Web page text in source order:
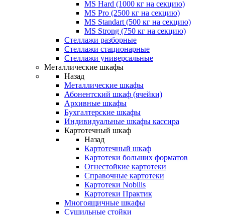
MS Hard (1000 кг на секцию)
MS Pro (2500 кг на секцию)
MS Standart (500 кг на секцию)
MS Strong (750 кг на секцию)
Стеллажи разборные
Стеллажи стационарные
Стеллажи универсальные
Металлические шкафы
Назад
Металлические шкафы
Абонентский шкаф (ячейки)
Архивные шкафы
Бухгалтерские шкафы
Индивидуальные шкафы кассира
Картотечный шкаф
Назад
Картотечный шкаф
Картотеки больших форматов
Огнестойкие картотеки
Справочные картотеки
Картотеки Nobilis
Картотеки Практик
Многоящичные шкафы
Сушильные стойки